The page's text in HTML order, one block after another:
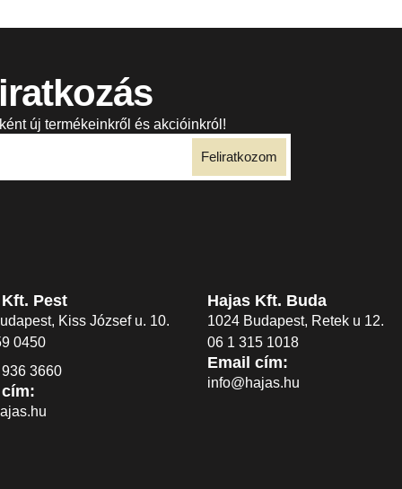
új termékeinkről és akcióinkról!
Feliratkozom
Pest
Kiss József u. 10.
0450
3660
Hajas Kft. Buda
1024 Budapest, Retek u 12.
06 1 315 1018
Email cím:
info@hajas.hu